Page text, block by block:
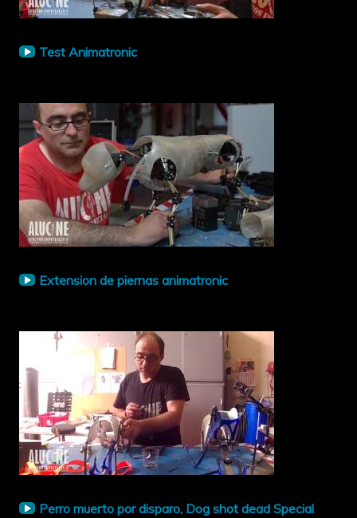
Test Animatronic
Extension de piernas animatronic
Perro muerto por disparo, Dog shot dead Special